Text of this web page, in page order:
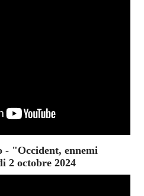
- "Occident, ennemi
2 octobre 2024